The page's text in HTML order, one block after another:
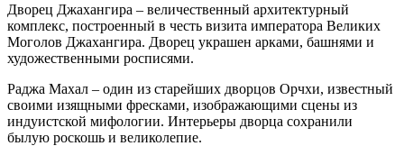
Дворец Джахангира – величественный архитектурный
комплекс, построенный в честь визита императора Великих
Моголов Джахангира. Дворец украшен арками, башнями и
художественными росписями.
Раджа Махал – один из старейших дворцов Орчхи, известный
своими изящными фресками, изображающими сцены из
индуистской мифологии. Интерьеры дворца сохранили
былую роскошь и великолепие.